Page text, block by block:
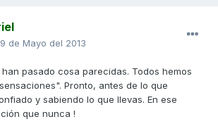
de Mayo del 2013
pasado cosa parecidas. Todos hemos
Pronto, antes de lo que
y sabiendo lo que llevas. En ese
que nunca !